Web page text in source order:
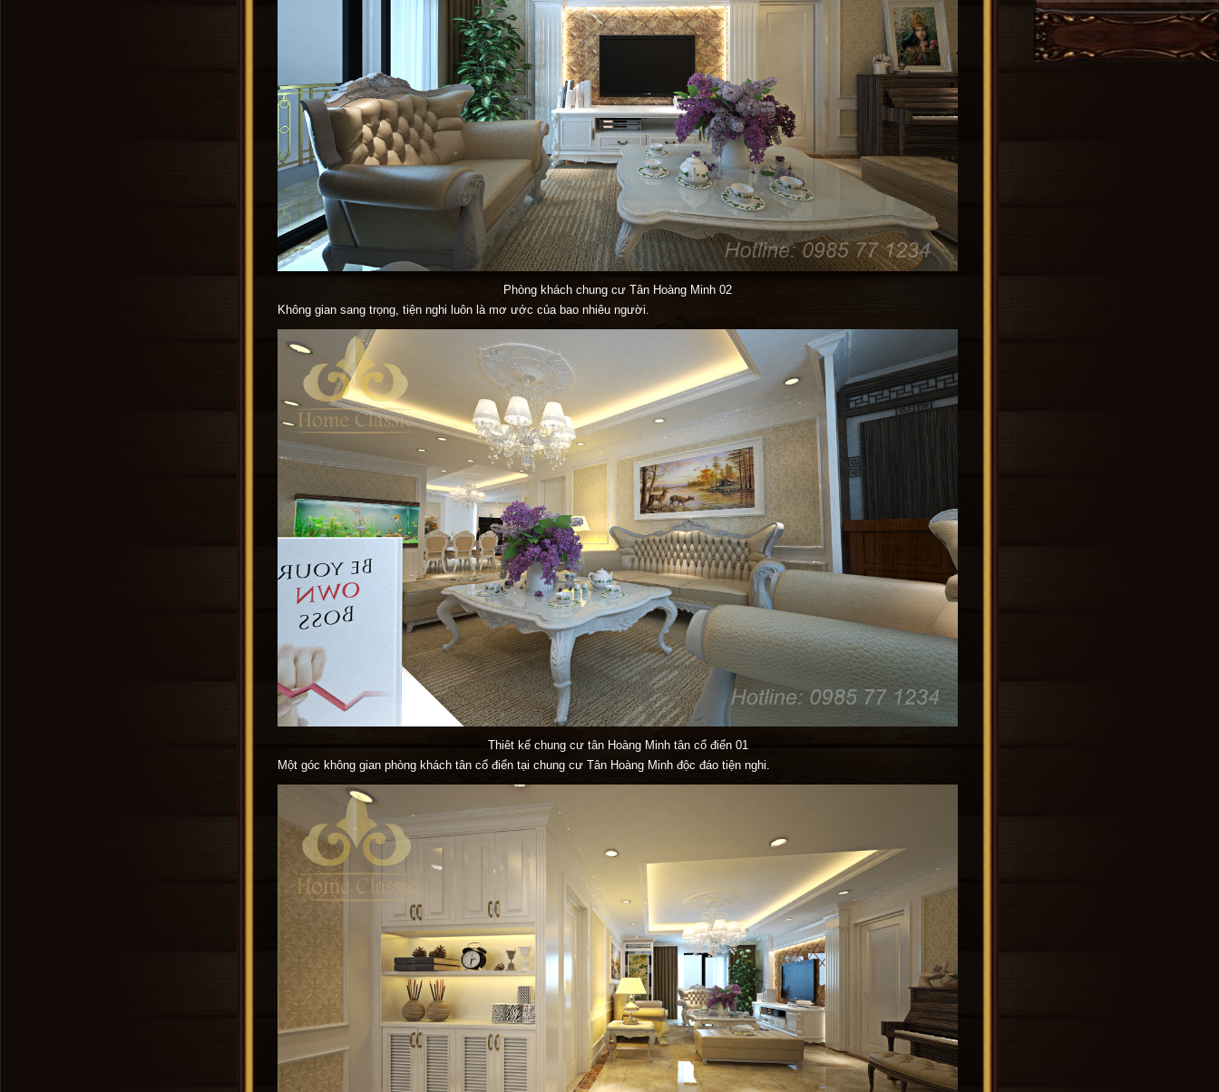
Phòng khách chung cư Tân Hoàng Minh 02
Không gian sang trọng, tiện nghi luôn là mơ ước của bao nhiêu người.
Thiêt kế chung cư tân Hoàng Minh tân cổ điển 01
Một góc không gian phòng khách tân cổ điển tại chung cư Tân Hoàng Minh độc đáo tiện nghi.